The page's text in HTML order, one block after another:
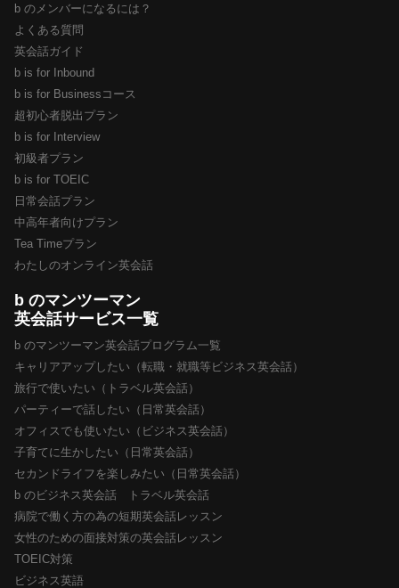
b のメンバーになるには？
よくある質問
英会話ガイド
b is for Inbound
b is for Businessコース
超初心者脱出プラン
b is for Interview
初級者プラン
b is for TOEIC
日常会話プラン
中高年者向けプラン
Tea Timeプラン
わたしのオンライン英会話
b のマンツーマン
英会話サービス一覧
b のマンツーマン英会話プログラム一覧
キャリアアップしたい（転職・就職等ビジネス英会話）
旅行で使いたい（トラベル英会話）
パーティーで話したい（日常英会話）
オフィスでも使いたい（ビジネス英会話）
子育てに生かしたい（日常英会話）
セカンドライフを楽しみたい（日常英会話）
b のビジネス英会話 トラベル英会話
病院で働く方の為の短期英会話レッスン
女性のための面接対策の英会話レッスン
TOEIC対策
ビジネス英語